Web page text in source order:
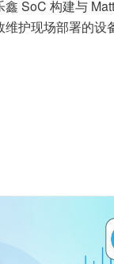
SoC 构建与
护现场部署的设